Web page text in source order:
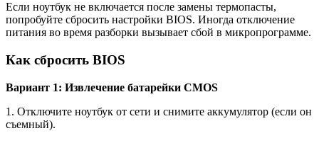
Если ноутбук не включается после замены термопасты,
попробуйте сбросить настройки BIOS. Иногда отключение
питания во время разборки вызывает сбой в микропрограмме.
Как сбросить BIOS
Вариант 1: Извлечение батарейки CMOS
1. Отключите ноутбук от сети и снимите аккумулятор (если он
съемный).